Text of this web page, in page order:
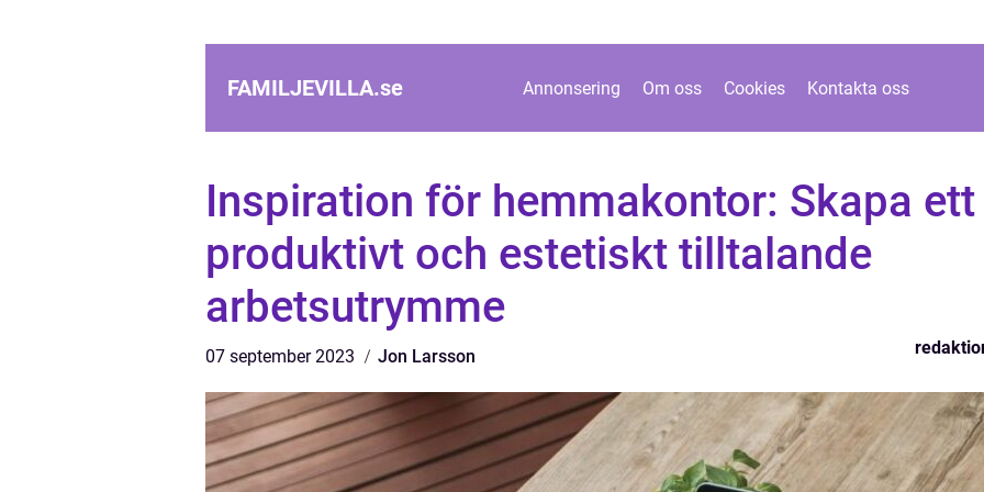
FAMILJEVILLA.se Annonsering Om oss Cookies Kontakta oss
Inspiration för hemmakontor: Skapa ett
produktivt och estetiskt tilltalande
arbetsutrymme
07 september 2023 Jon Larsson